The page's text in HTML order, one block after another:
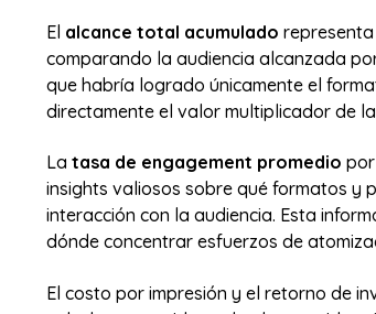
El alcance total acumulado
comparando la audiencia alcanzada
que habría logrado únicamente el
directamente el valor multiplicador de
La tasa de engagement promedio
insights valiosos sobre qué formatos y
interacción con la audiencia. Esta
dónde concentrar esfuerzos de
El costo por impresión y el retorno de